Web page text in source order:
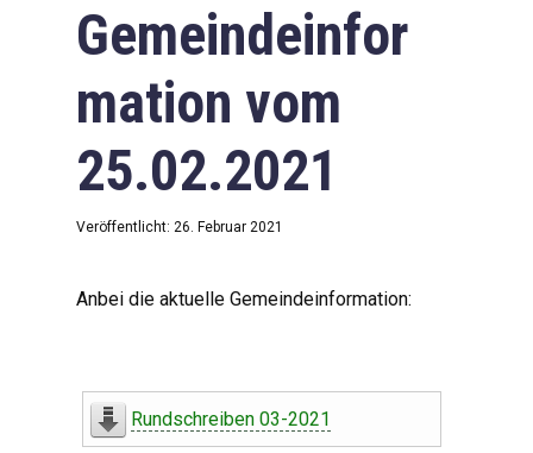
Downloads
Impressum
Datenschutzerklärung
Gemeindeinfor
mation vom
25.02.2021
Veröffentlicht: 26. Februar 2021
Anbei die aktuelle Gemeindeinformation:
Rundschreiben 03-2021